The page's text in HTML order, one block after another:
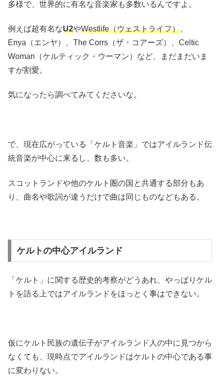
多様で、世界的に有名な音楽家も多数いるんですよ。
例えば超有名なU2やWestlife（ウェストライフ）
Enya（エンヤ）、The Corrs（ザ・コアーズ）、Celtic
Woman（ケルティック・ウーマン）など、まだまだいま
すが割愛。
気になったら調べてみてくださいな。
で、現在広がっている「ケルト音楽」ではアイルランド伝
統音楽が中心に来るし、数も多い。
スコットランドや他のケルト圏の国と共通する部分もあ
り、曲名や歌詞が違うだけで曲は同じものなどもある。
ケルトの中心アイルランド
「ケルト」に関する歴史的考察がどうあれ、やっぱりケル
トを語る上ではアイルランドをほっとく事はできない。
仮にケルト民族の遺伝子がアイルランド人の中に見つから
なくても、現時点でアイルランドはケルトの中心である事
に変わりない。